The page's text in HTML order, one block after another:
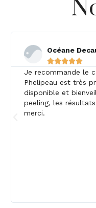
Océane

Je recommande le
Phelipeau est très
disponible et
peeling, les
merci.